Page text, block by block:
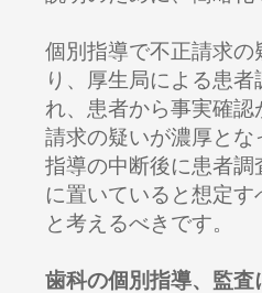
個別指導で不正請求
り、厚生局による患
れ、患者から事実確
請求の疑いが濃厚と
指導の中断後に患者
に置いていると想定
と考えるべきです。
歯科の個別指導、監